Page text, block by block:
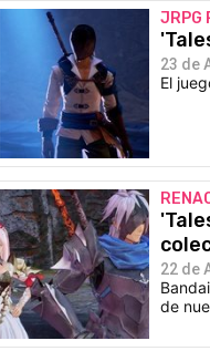
JRPG
23 de
El
22 de
de